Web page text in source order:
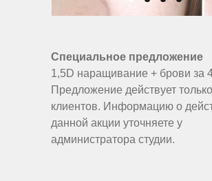
Специальное предложение
1,5D наращивание + брови за
Предложение действует
клиентов. Информацию о
данной акции уточняете у
администратора студии.